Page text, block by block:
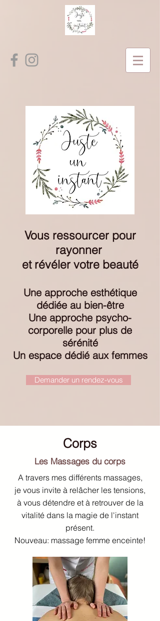
Vous ressourcer pour
rayonner
et révéler votre beauté
Une approche esthétique
dédiée au bien-être
Une approche psycho-
corporelle pour plus de
sérénité
Un espace dédié aux femmes
Demander un rendez-vous
Corps
Les Massages du corps
A travers mes différents massages,
je vous invite à relâcher les tensions,
à vous détendre et à retrouver de la
vitalité dans la magie de l'instant
présent.
Nouveau: massage femme enceinte!